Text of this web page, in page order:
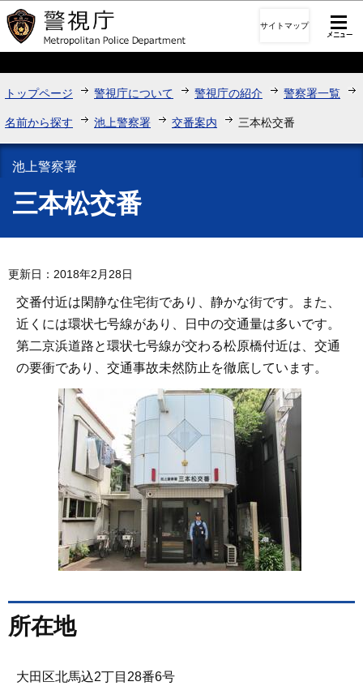
このページの本文へ移動
サイトマップ
トップページ 警視庁について 警視庁の紹介 警察署一覧
名前から探す 池上警察署 交番案内 三本松交番
池上警察署
三本松交番
更新日：2018年2月28日
交番付近は閑静な住宅街であり、静かな街です。また、
近くには環状七号線があり、日中の交通量は多いです。
第二京浜道路と環状七号線が交わる松原橋付近は、交通
の要衝であり、交通事故未然防止を徹底しています。
所在地
大田区北馬込2丁目28番6号